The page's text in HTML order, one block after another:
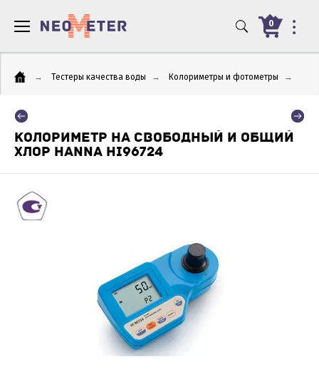
0
→ Тестеры качества воды → Колориметры и фотометры →
КОЛОРИМЕТР НА СВОБОДНЫЙ И ОБЩИЙ
ХЛОР HANNA HI96724